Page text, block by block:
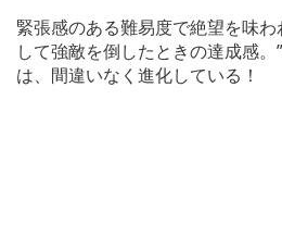
緊張感のある難易度で絶望を味
して強敵を倒したときの達成感
は、間違いなく進化している！